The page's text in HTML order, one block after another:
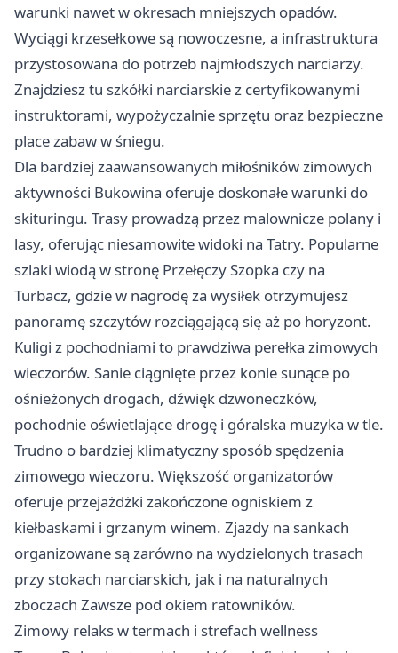
warunki nawet w okresach mniejszych opadów.
Wyciągi krzesełkowe są nowoczesne, a infrastruktura
przystosowana do potrzeb najmłodszych narciarzy.
Znajdziesz tu szkółki narciarskie z certyfikowanymi
instruktorami, wypożyczalnie sprzętu oraz bezpieczne
place zabaw w śniegu.
Dla bardziej zaawansowanych miłośników zimowych
aktywności Bukowina oferuje doskonałe warunki do
skituringu. Trasy prowadzą przez malownicze polany i
lasy, oferując niesamowite widoki na Tatry. Popularne
szlaki wiodą w stronę Przełęczy Szopka czy na
Turbacz, gdzie w nagrodę za wysiłek otrzymujesz
panoramę szczytów rozciągającą się aż po horyzont.
Kuligi z pochodniami to prawdziwa perełka zimowych
wieczorów. Sanie ciągnięte przez konie sunące po
ośnieżonych drogach, dźwięk dzwoneczków,
pochodnie oświetlające drogę i góralska muzyka w tle.
Trudno o bardziej klimatyczny sposób spędzenia
zimowego wieczoru. Większość organizatorów
oferuje przejażdżki zakończone ogniskiem z
kiełbaskami i grzanym winem. Zjazdy na sankach
organizowane są zarówno na wydzielonych trasach
przy stokach narciarskich, jak i na naturalnych
zboczach Zawsze pod okiem ratowników.
Zimowy relaks w termach i strefach wellness